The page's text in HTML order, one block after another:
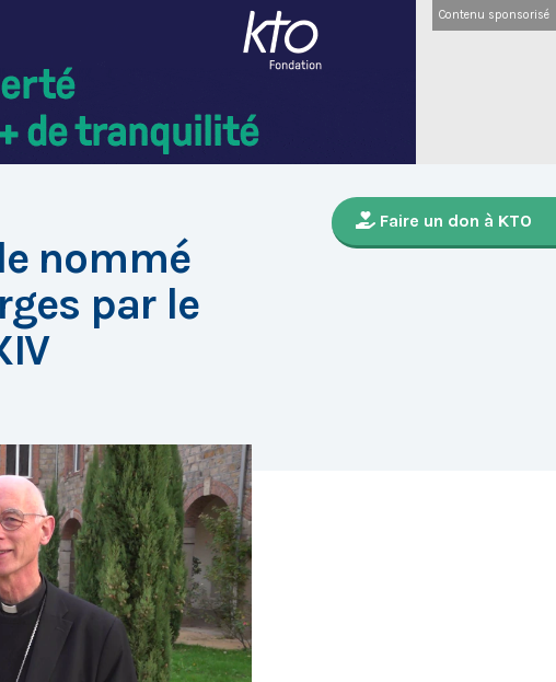
Contenu sponsorisé
Faire un don à KTO
nommé
par le